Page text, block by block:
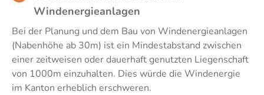
Windenergieanlagen
Bei der Planung und dem Bau von Windenergieanlagen
(Nabenhöhe ab 30m) ist ein Mindestabstand zwischen
einer zeitweisen oder dauerhaft genutzten Liegenschaft
von 1000m einzuhalten. Dies würde die Windenergie
im Kanton erheblich erschweren.